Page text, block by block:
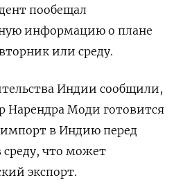
пообещал
информацию о плане
или среду.
Индии сообщили,
Нарендра Моди готовится
в Индию перед
среду, что может
экспорт.